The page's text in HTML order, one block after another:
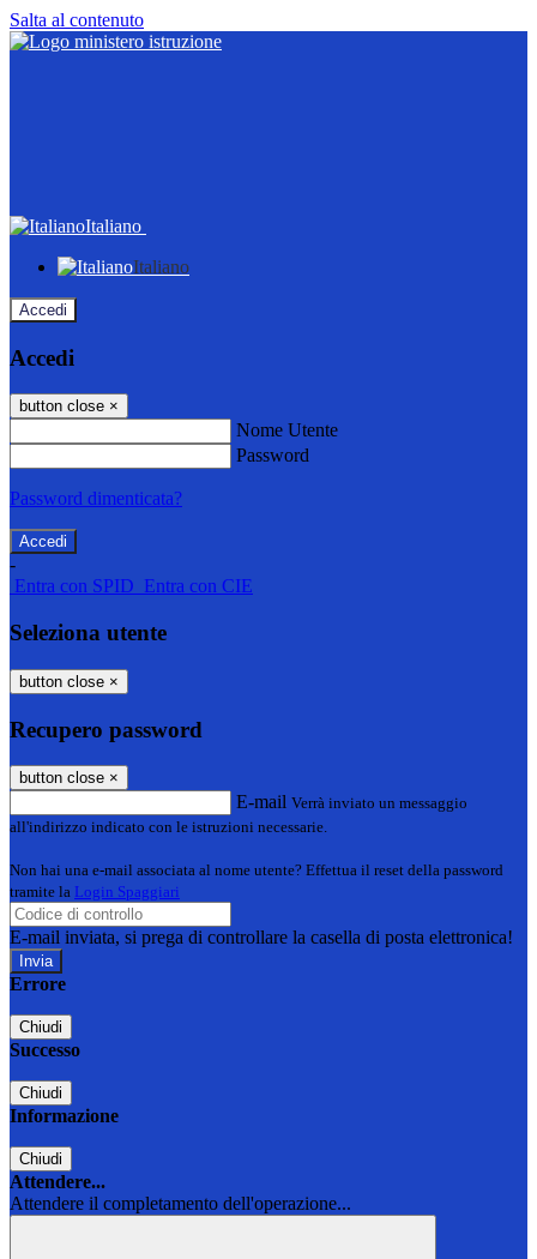
Salta al contenuto
Italiano
Italiano
Accedi
Accedi
button close ×
Nome Utente
Password
Password dimenticata?
-
Entra con SPID Entra con CIE
Seleziona utente
button close ×
Recupero password
button close ×
E-mail Verrà inviato un messaggio
all'indirizzo indicato con le istruzioni necessarie.
Non hai una e-mail associata al nome utente? Effettua il reset della password
tramite la Login Spaggiari
E-mail inviata, si prega di controllare la casella di posta elettronica!
Errore
Chiudi
Successo
Chiudi
Informazione
Chiudi
Attendere...
Attendere il completamento dell'operazione...